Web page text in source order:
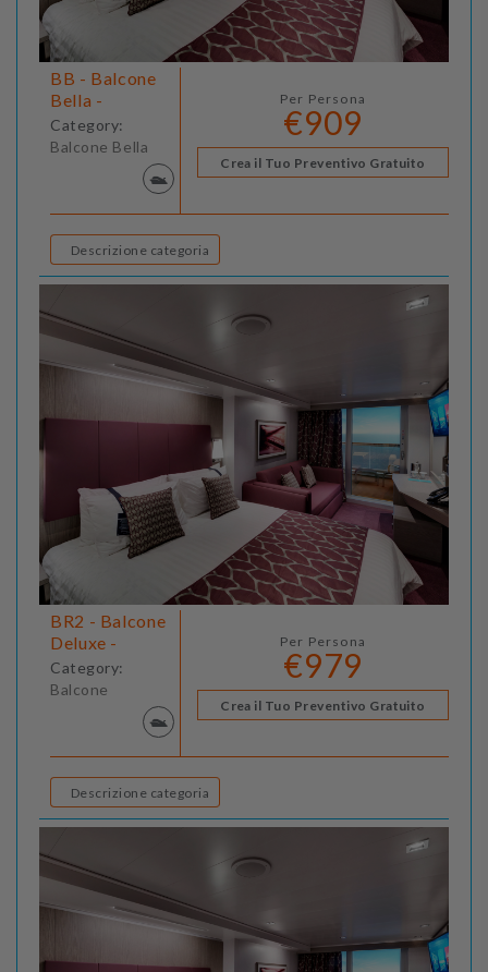
BB - Balcone
Bella -
Category:
Balcone Bella
Per Persona
€909
Crea il Tuo Preventivo Gratuito
Descrizione categoria
BR2 - Balcone
Deluxe -
Category:
Balcone
Per Persona
€979
Crea il Tuo Preventivo Gratuito
Descrizione categoria